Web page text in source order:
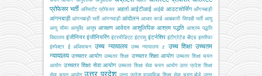
प्रोफेसर भर्ती अस्सिटेंट प्रोफेसर अहर्ता आईटीआई आईबी आउटसोर्सिंग आँगनबाड़ी
आंगनबाड़ी आंगनबाड़ी भर्ती आंगनवाड़ी आंदोलन आधार कार्ड आबकारी सिपाही भर्ती आयु
आयु सीमा आयुर्वेद आयुष आरक्षण आवेदन आशुलिपिक आश्रम पद्धति आश्रम पद्धति
विद्यालय इंजीनियर इंजीनियरिंग इंटरमीडिएट इंटरव्यू इंटर्नशिप इंटीग्रेटेड बीएड इस्तीफा
इंस्पेक्टर ई अधियाचन उच्च न्यायालय उच्च न्यायालय z उच्च शिक्षा उच्चतम
न्यायालय उच्चतर आयोग उच्चतर शिक्षा उच्चतर शिक्षा आयोग उच्चतर शिक्षा चयन
आयोग उच्चतर शिक्षा सेवा आयोग उच्चतर शिक्षा सेवा चयन आयोग उतर प्रदेश शिक्षा
सेवा चयन आयोग उत्तर प्रदेश उत्तर प्रदेश माध्यमिक शिक्षा सेवा चयन बोर्ड उत्तर